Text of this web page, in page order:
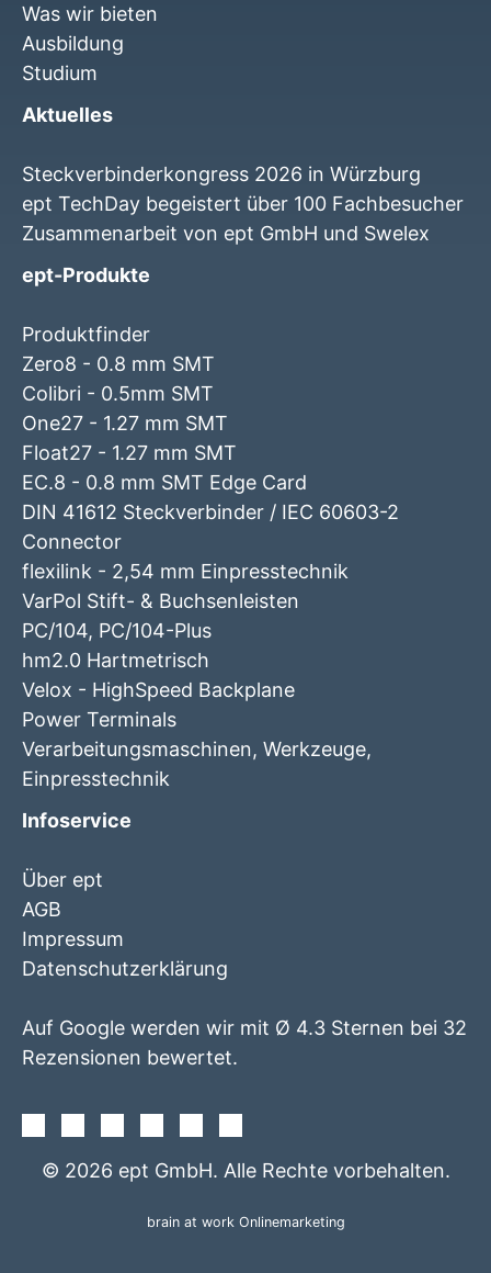
Was wir bieten
Ausbildung
Studium
Aktuelles
Steckverbinderkongress 2026 in Würzburg
ept TechDay begeistert über 100 Fachbesucher
Zusammenarbeit von ept GmbH und Swelex
ept-Produkte
Produktfinder
Zero8 - 0.8 mm SMT
Colibri - 0.5mm SMT
One27 - 1.27 mm SMT
Float27 - 1.27 mm SMT
EC.8 - 0.8 mm SMT Edge Card
DIN 41612 Steckverbinder / IEC 60603-2
Connector
flexilink - 2,54 mm Einpresstechnik
VarPol Stift- & Buchsenleisten
PC/104, PC/104-Plus
hm2.0 Hartmetrisch
Velox - HighSpeed Backplane
Power Terminals
Verarbeitungsmaschinen, Werkzeuge,
Einpresstechnik
Infoservice
Über ept
AGB
Impressum
Datenschutzerklärung
Auf Google werden wir mit Ø 4.3 Sternen bei 32
Rezensionen bewertet.
© 2026 ept GmbH. Alle Rechte vorbehalten.
brain at work Onlinemarketing